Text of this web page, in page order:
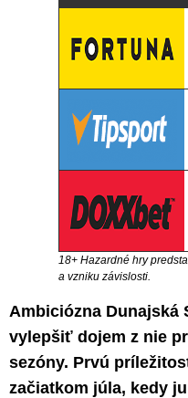
18+ Hazardné hry
a vzniku závislosti.
Ambiciózna Dunajská
vylepšiť dojem z nie
sezóny. Prvú
začiatkom júla, kedy